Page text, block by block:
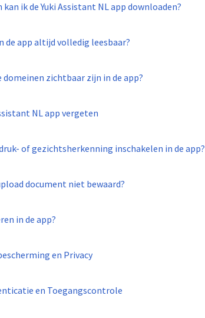
ik de Yuki Assistant NL app downloaden?
de app altijd volledig leesbaar?
domeinen zichtbaar zijn in de app?
NL app vergeten
of gezichtsherkenning inschakelen in de app?
document niet bewaard?
in de app?
en Privacy
en Toegangscontrole